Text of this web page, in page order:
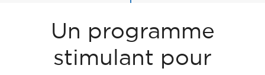
Un programme
stimulant pour